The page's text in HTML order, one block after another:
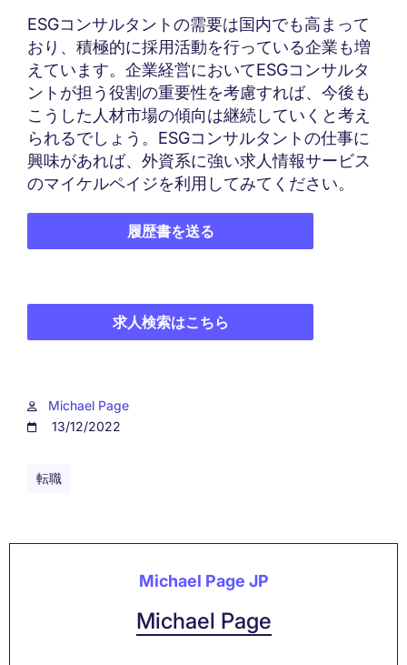
ESGコンサルタントの需要は国内でも高まって
おり、積極的に採用活動を行っている企業も増
えています。企業経営においてESGコンサルタ
ントが担う役割の重要性を考慮すれば、今後も
こうした人材市場の傾向は継続していくと考え
られるでしょう。ESGコンサルタントの仕事に
興味があれば、外資系に強い求人情報サービス
のマイケルペイジを利用してみてください。
履歴書を送る
求人検索はこちら
Michael Page
13/12/2022
転職
Michael Page JP
Michael Page